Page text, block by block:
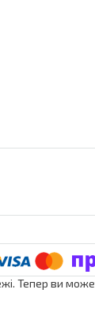
Тепер ви